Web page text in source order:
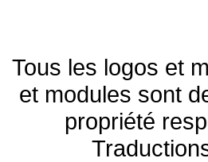
Tous les logos et
et modules sont
propriété